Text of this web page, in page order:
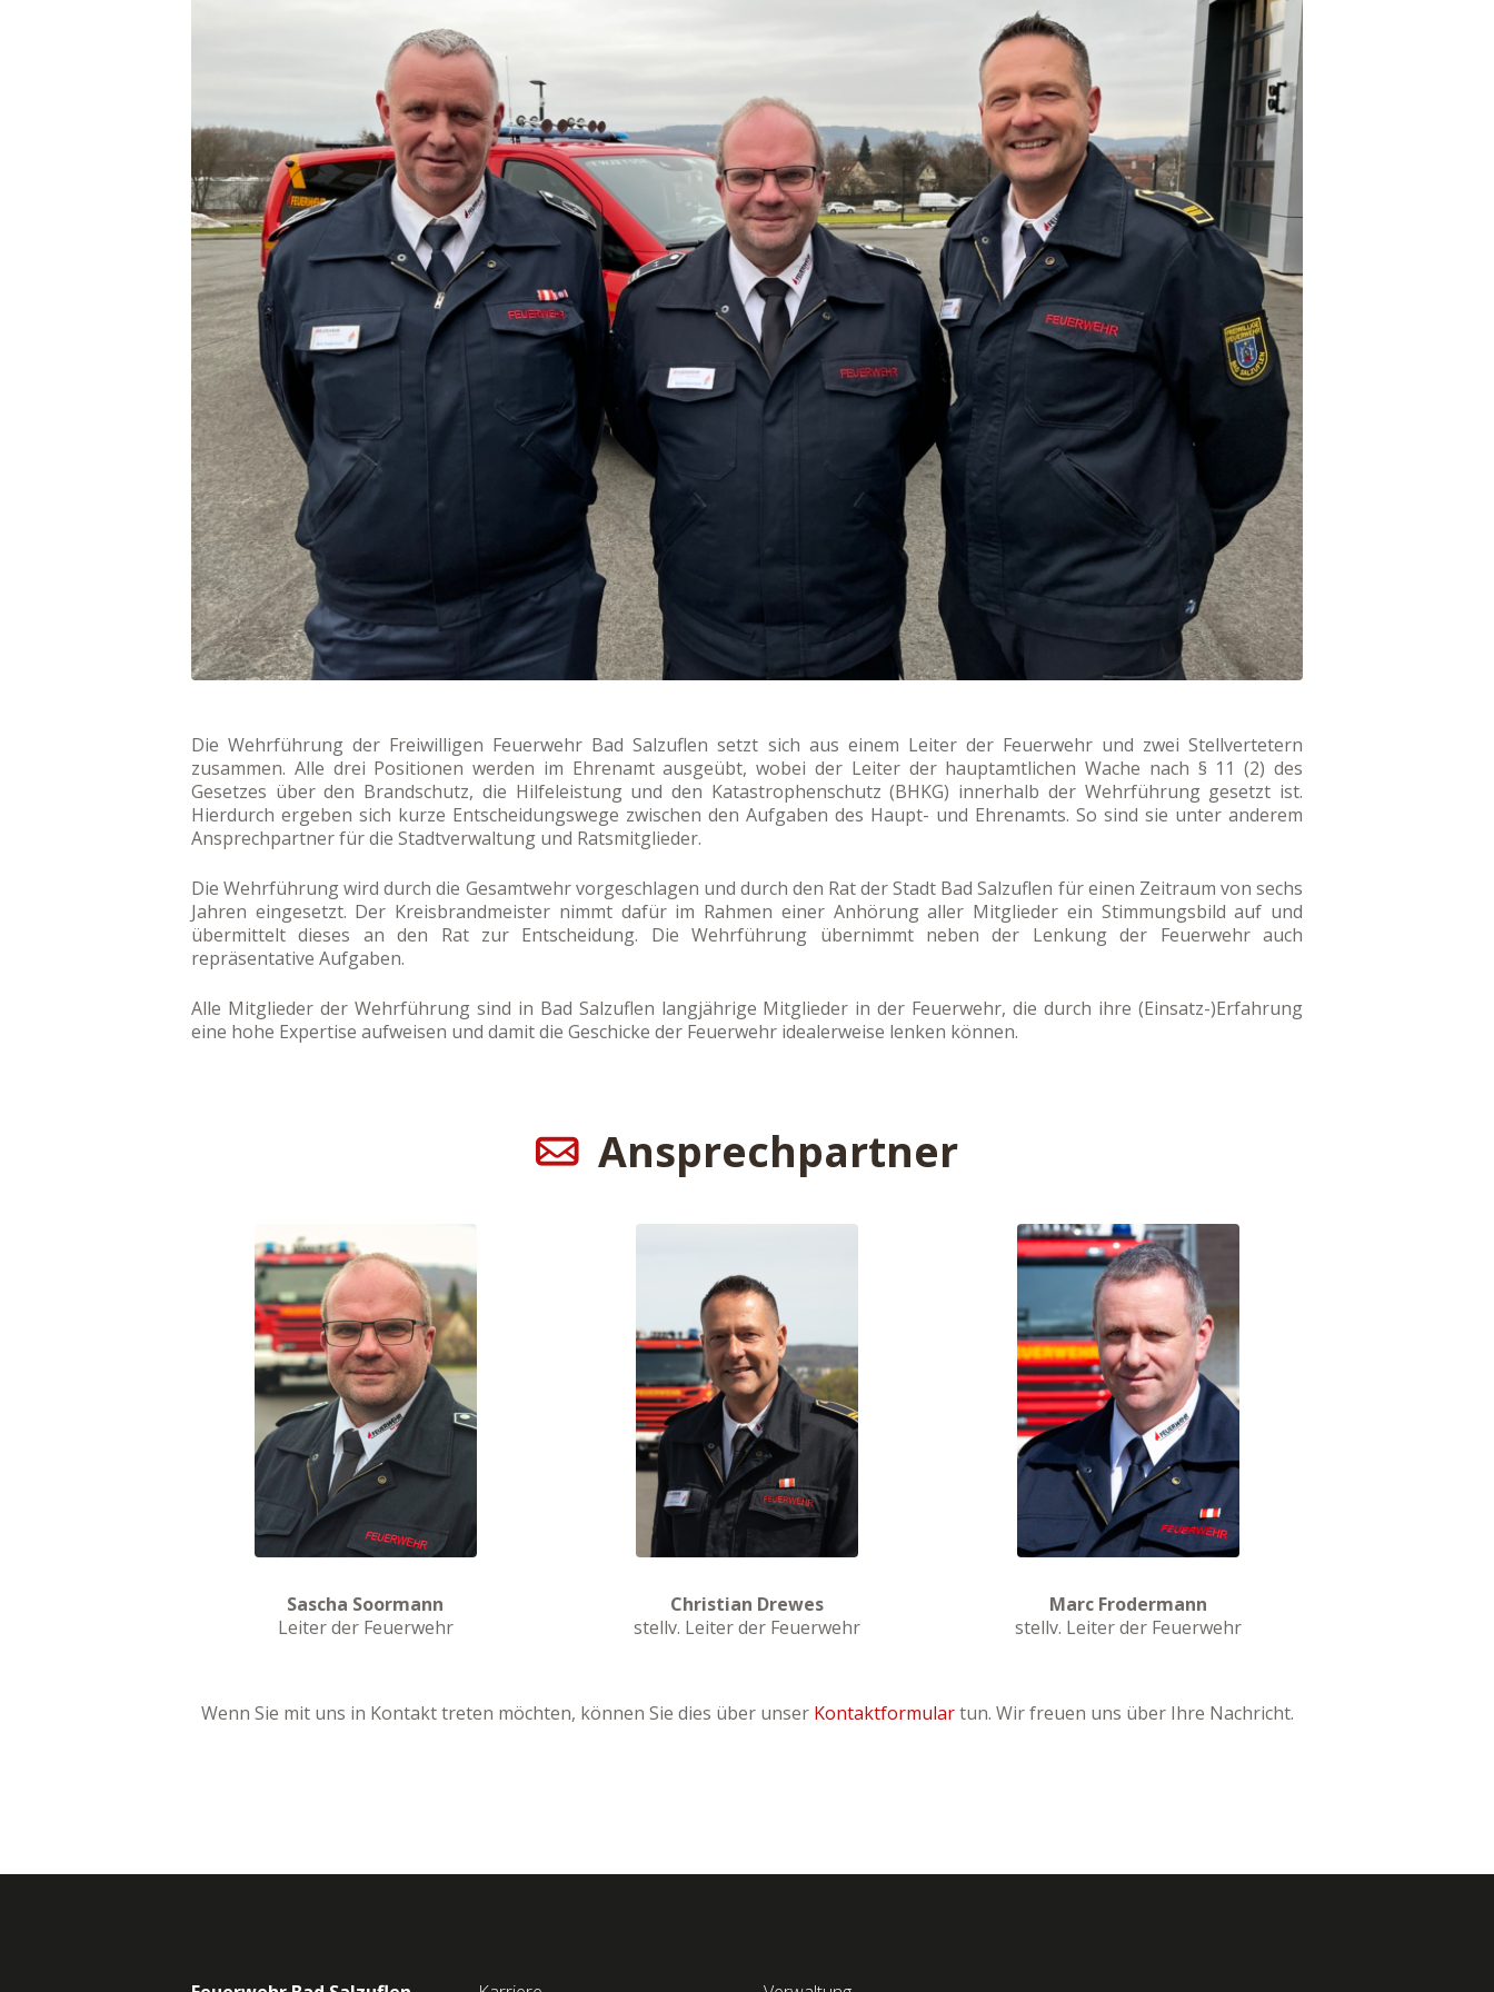
Die Wehrführung der Freiwilligen Feuerwehr Bad Salzuflen setzt sich aus einem Leiter der Feuerwehr und zwei Stellvertetern
zusammen. Alle drei Positionen werden im Ehrenamt ausgeübt, wobei der Leiter der hauptamtlichen Wache nach § 11 (2) des
Gesetzes über den Brandschutz, die Hilfeleistung und den Katastrophenschutz (BHKG) innerhalb der Wehrführung gesetzt ist.
Hierdurch ergeben sich kurze Entscheidungswege zwischen den Aufgaben des Haupt- und Ehrenamts. So sind sie unter anderem
Ansprechpartner für die Stadtverwaltung und Ratsmitglieder.
Die Wehrführung wird durch die Gesamtwehr vorgeschlagen und durch den Rat der Stadt Bad Salzuflen für einen Zeitraum von sechs
Jahren eingesetzt. Der Kreisbrandmeister nimmt dafür im Rahmen einer Anhörung aller Mitglieder ein Stimmungsbild auf und
übermittelt dieses an den Rat zur Entscheidung. Die Wehrführung übernimmt neben der Lenkung der Feuerwehr auch
repräsentative Aufgaben.
Alle Mitglieder der Wehrführung sind in Bad Salzuflen langjährige Mitglieder in der Feuerwehr, die durch ihre (Einsatz-)Erfahrung
eine hohe Expertise aufweisen und damit die Geschicke der Feuerwehr idealerweise lenken können.
Ansprechpartner
Sascha Soormann
Leiter der Feuerwehr
Christian Drewes
stellv. Leiter der Feuerwehr
Marc Frodermann
stellv. Leiter der Feuerwehr
Wenn Sie mit uns in Kontakt treten möchten, können Sie dies über unser Kontaktformulartun. Wir freuen uns über Ihre Nachricht.